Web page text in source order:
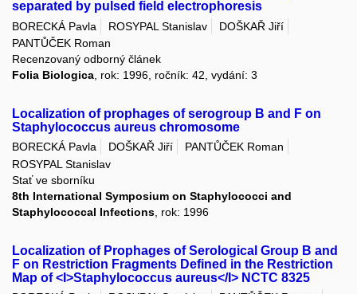
separated by pulsed field electrophoresis
BORECKÁ Pavla ROSYPAL Stanislav
DOŠKAŘ Jiří
PANTŮČEK Roman
Recenzovaný odborný článek
Folia Biologica , rok: 1996, ročník: 42, vydání: 3
Localization of prophages of serogroup B and F on
Staphylococcus aureus chromosome
BORECKÁ Pavla DOŠKAŘ Jiří
PANTŮČEK Roman
ROSYPAL Stanislav
Stať ve sborníku
8th International Symposium on Staphylococci and
Staphylococcal Infections , rok: 1996
Localization of Prophages of Serological Group B and
F on Restriction Fragments Defined in the Restriction
Map of <I>Staphylococcus aureus</I> NCTC 8325